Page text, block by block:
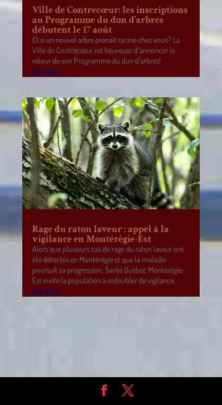
Ville de Contrecœur: les inscriptions
au Programme du don d’arbres
débutent le 17 août
Et si un nouvel arbre prenait racine chez vous? La
Ville de Contrecœur est heureuse d’annoncer le
retour de son Programme du don d’arbres!
lire plus
Rage du raton laveur : appel à la
vigilance en Montérégie-Est
Alors que plusieurs cas de rage du raton laveur ont
été détectés en Montérégie et que la maladie
poursuit sa progression, Santé Québec Montérégie-
Est invite la population à redoubler de vigilance.
lire plus